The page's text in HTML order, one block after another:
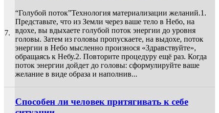
7.
“Голубой поток”Технология материализации желаний.1.
Представьте, что из Земли через ваше тело в Небо, на
вдохе, вы вдыхаете голубой поток энергии до уровня
головы. Затем из головы пропускаете, на выдохе, поток
энергии в Небо мысленно произнося «Здравствуйте»,
обращаясь к Небу.2. Повторите процедуру ещё раз. Когда
поток энергии дойдет до головы: сформулируйте ваше
желание в виде образа и наполнив...
Способен ли человек притягивать к себе